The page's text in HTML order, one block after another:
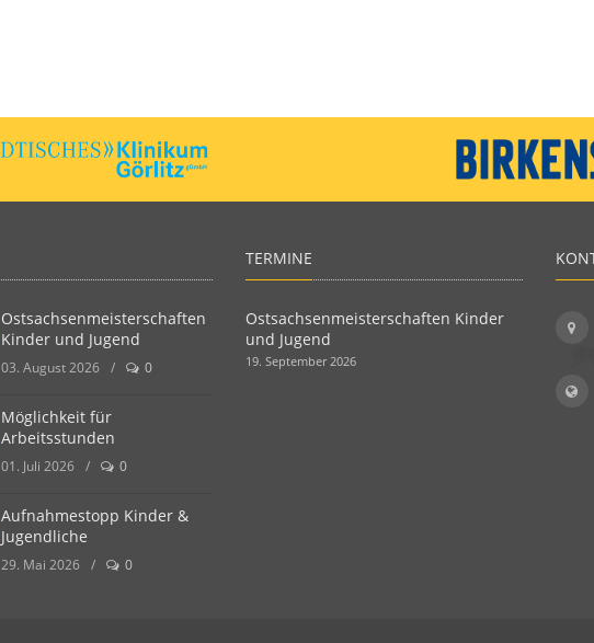
Ostsachsenmeisterschaften
Kinder und Jugend
03. August 2026 / 0
Möglichkeit für
Arbeitsstunden
01. Juli 2026 / 0
Aufnahmestopp Kinder &
Jugendliche
29. Mai 2026 / 0
TERMINE
Ostsachsenmeisterschaften Kinder
und Jugend
19. September 2026